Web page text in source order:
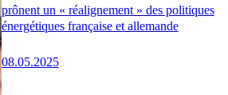
prônent un « réalignement » des politiques
énergétiques française et allemande
08.05.2025